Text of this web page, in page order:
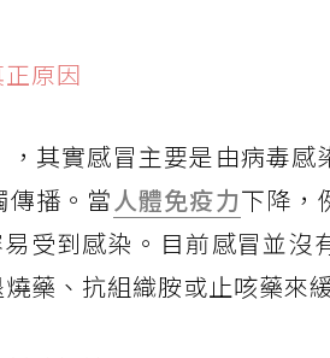
原因
其實感冒主要是由病毒
播。當 人體免疫力下降，
受到感染。目前感冒並沒
藥、抗組織胺或止咳藥來